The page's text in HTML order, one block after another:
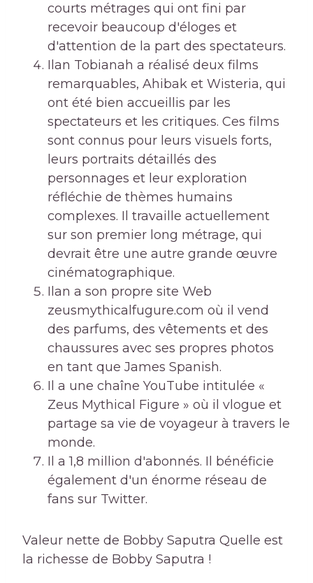
courts métrages qui ont fini par
recevoir beaucoup d'éloges et
d'attention de la part des spectateurs.
Ilan Tobianah a réalisé deux films
remarquables, Ahibak et Wisteria, qui
ont été bien accueillis par les
spectateurs et les critiques. Ces films
sont connus pour leurs visuels forts,
leurs portraits détaillés des
personnages et leur exploration
réfléchie de thèmes humains
complexes. Il travaille actuellement
sur son premier long métrage, qui
devrait être une autre grande œuvre
cinématographique.
Ilan a son propre site Web
zeusmythicalfugure.com où il vend
des parfums, des vêtements et des
chaussures avec ses propres photos
en tant que James Spanish.
Il a une chaîne YouTube intitulée «
Zeus Mythical Figure » où il vlogue et
partage sa vie de voyageur à travers le
monde.
Il a 1,8 million d'abonnés. Il bénéficie
également d'un énorme réseau de
fans sur Twitter.
Valeur nette de Bobby Saputra Quelle est
la richesse de Bobby Saputra !